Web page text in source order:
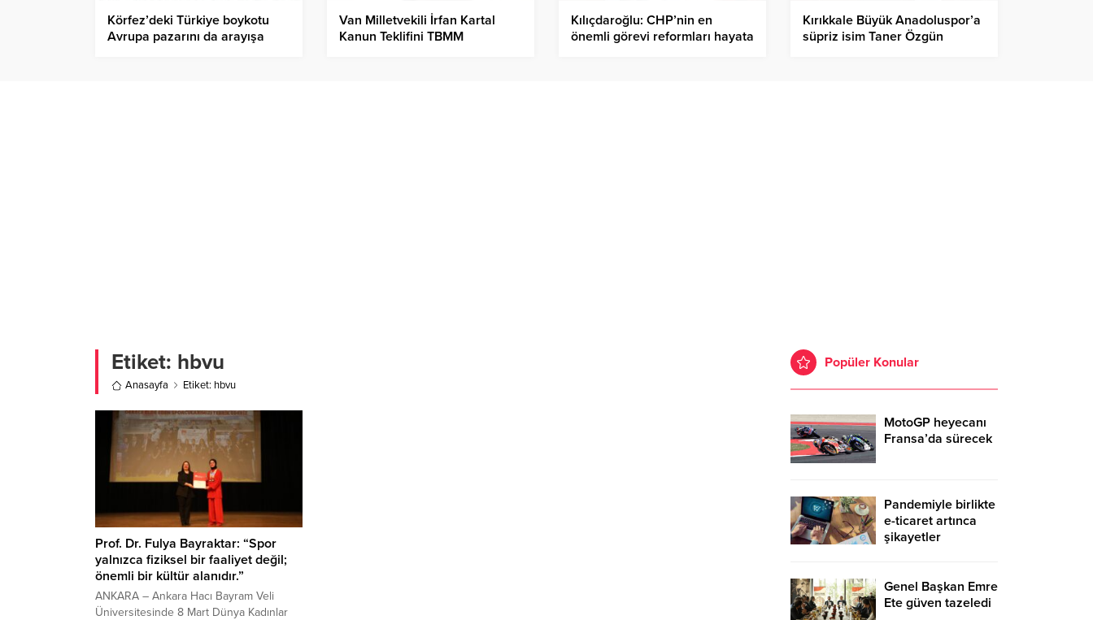
Körfez’deki Türkiye boykotu
Avrupa pazarını da arayışa
Van Milletvekili İrfan Kartal
Kanun Teklifini TBMM
Kılıçdaroğlu: CHP’nin en
önemli görevi reformları hayata
Kırıkkale Büyük Anadoluspor’a
süpriz isim Taner Özgün
Etiket: hbvu
Anasayfa Etiket: hbvu
Prof. Dr. Fulya Bayraktar: “Spor
yalnızca fiziksel bir faaliyet değil;
önemli bir kültür alanıdır.”
ANKARA – Ankara Hacı Bayram Veli
Üniversitesinde 8 Mart Dünya Kadınlar
Popüler Konular
MotoGP heyecanı
Fransa’da sürecek
Pandemiyle birlikte
e-ticaret artınca
şikayetler
Genel Başkan Emre
Ete güven tazeledi